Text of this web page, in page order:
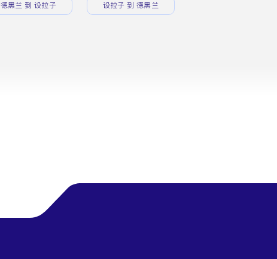
德黑兰 到 设拉子 设拉子 到 德黑兰